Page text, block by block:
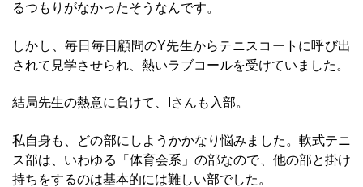
るつもりがなかったそうなんです。
しかし、毎日毎日顧問のY先生からテニスコートに呼び出
されて見学させられ、熱いラブコールを受けていました。
結局先生の熱意に負けて、Iさんも入部。
私自身も、どの部にしようかかなり悩みました。軟式テニ
ス部は、いわゆる「体育会系」の部なので、他の部と掛け
持ちをするのは基本的には難しい部でした。